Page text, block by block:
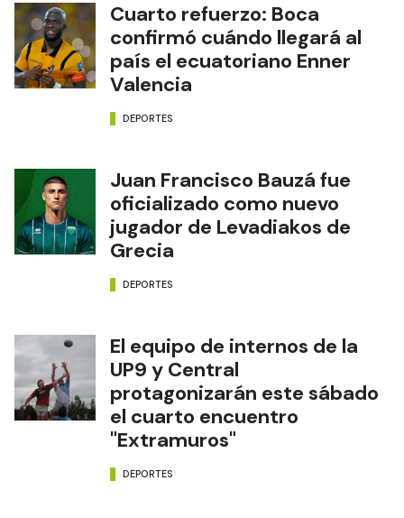
Cuarto refuerzo: Boca
confirmó cuándo llegará al
país el ecuatoriano Enner
Valencia
DEPORTES
Juan Francisco Bauzá fue
oficializado como nuevo
jugador de Levadiakos de
Grecia
DEPORTES
El equipo de internos de la
UP9 y Central
protagonizarán este sábado
el cuarto encuentro
"Extramuros"
DEPORTES